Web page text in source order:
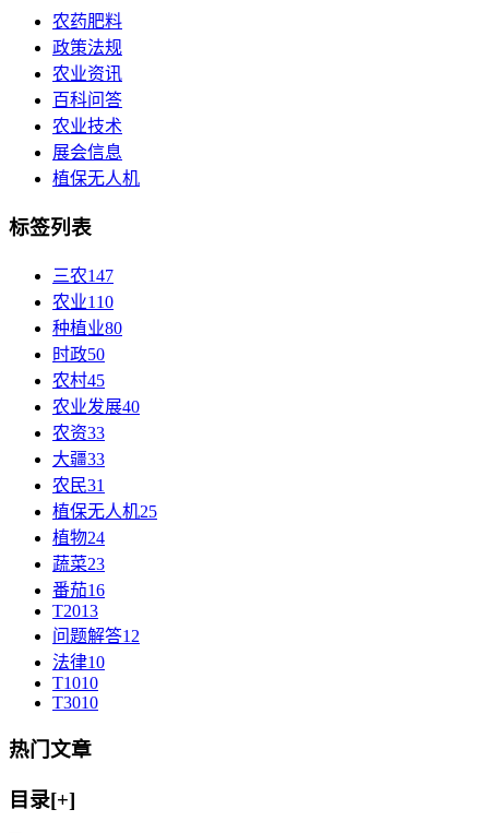
农药肥料
政策法规
农业资讯
百科问答
农业技术
展会信息
植保无人机
标签列表
三农147
农业110
种植业80
时政50
农村45
农业发展40
农资33
大疆33
农民31
植保无人机25
植物24
蔬菜23
番茄16
T2013
问题解答12
法律10
T1010
T3010
热门文章
目录[+]